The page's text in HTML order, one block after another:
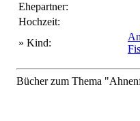
Ehepartner:
Hochzeit:
» Kind:
Bücher zum Thema